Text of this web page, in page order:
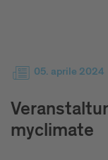
05. aprile 2024
myclimate